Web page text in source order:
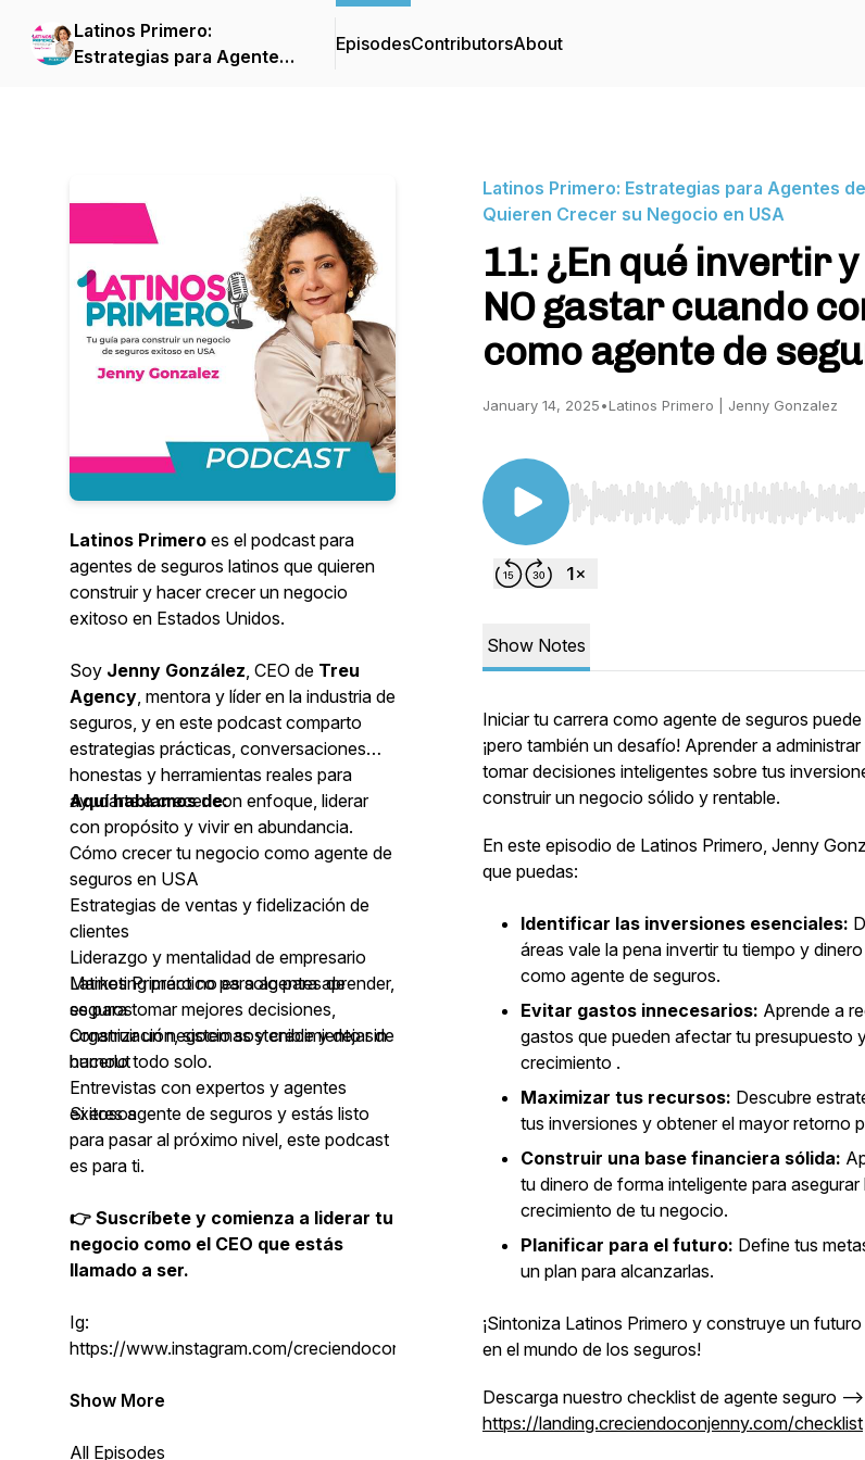
Latinos Primero:
Estrategias para Agentes
EpisodesContributorsAbout
Latinos Primero es el podcast para
agentes de seguros latinos que quieren
construir y hacer crecer un negocio
exitoso en Estados Unidos.
Soy Jenny González, CEO de Treu
Agency, mentora y líder en la industria de
seguros, y en este podcast comparto
estrategias prácticas, conversaciones
honestas y herramientas reales para
ayudarte a crecer con enfoque, liderar
con propósito y vivir en abundancia.
Aquí hablamos de:
Cómo crecer tu negocio como agente de
seguros en USA
Estrategias de ventas y fidelización de
clientes
Liderazgo y mentalidad de empresario
Marketing práctico para agentes de
seguros
Organización, sistemas y crecimiento sin
burnout
Entrevistas con expertos y agentes
exitosos
Latinos Primero no es solo para aprender,
es para tomar mejores decisiones,
construir un negocio sostenible y dejar de
hacerlo todo solo.
Si eres agente de seguros y estás listo
para pasar al próximo nivel, este podcast
es para ti.
👉 Suscríbete y comienza a liderar tu
negocio como el CEO que estás
llamado a ser.
Ig:
https://www.instagram.com/creciendoconjenny
Show More
All Episodes
Latinos Primero: Estrategias para Agentes
Quieren Crecer su Negocio en USA
11: ¿En qué invertir
NO gastar cuando
como agente de
January 14, 2025•Latinos Primero | Jenny Gonzalez
Use Left/Right to seek, Home/End to
Show Notes
Iniciar tu carrera como agente de seguros
¡pero también un desafío! Aprender a
tomar decisiones inteligentes sobre tus
construir un negocio sólido y rentable.
En este episodio de Latinos Primero, Jenny
que puedas:
Identificar las inversiones esenciales:
áreas vale la pena invertir tu tiempo y
como agente de seguros.
Evitar gastos innecesarios: Aprende a
gastos que pueden afectar tu presupuesto
crecimiento .
Maximizar tus recursos: Descubre
tus inversiones y obtener el mayor retorno
Construir una base financiera sólida:
tu dinero de forma inteligente para asegurar
crecimiento de tu negocio.
Planificar para el futuro: Define tus
un plan para alcanzarlas.
¡Sintoniza Latinos Primero y construye un
en el mundo de los seguros!
Descarga nuestro checklist de agente seguro —>
https://landing.creciendoconjenny.com/checklist